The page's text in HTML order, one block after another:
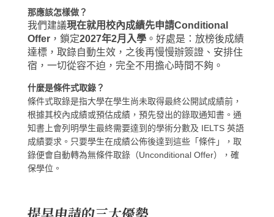
那應該怎樣做？
我們建議現在就用校內成績先申請Conditional
Offer，鎖定2027年2月入學。 好處是：放榜後成績
達標，取錄自動生效，之後再慢慢辦簽證、安排住
宿，一切從容不迫，完全不用擔心時間不夠。
什麼是條件式取錄？
條件式取錄是指大學在學生尚未取得最終公開試成績前，
根據其校內成績或預估成績，預先發出的錄取通知書。通
知書上會列明學生最終需要達到的學術分數及 IELTS 英語
成績要求。只要學生在成績公佈後達到這些「條件」，取
錄便會自動轉為無條件取錄（Unconditional Offer），確
保學位。
提早申請的三大優勢